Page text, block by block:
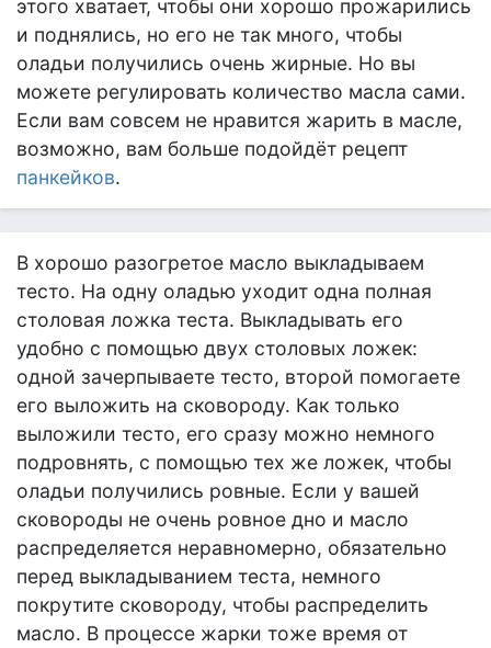
этого хватает, чтобы они хорошо прожарились
и поднялись, но его не так много, чтобы
оладьи получились очень жирные. Но вы
можете регулировать количество масла сами.
Если вам совсем не нравится жарить в масле,
возможно, вам больше подойдёт рецепт
панкейков.
В хорошо разогретое масло выкладываем
тесто. На одну оладью уходит одна полная
столовая ложка теста. Выкладывать его
удобно с помощью двух столовых ложек:
одной зачерпываете тесто, второй помогаете
его выложить на сковороду. Как только
выложили тесто, его сразу можно немного
подровнять, с помощью тех же ложек, чтобы
оладьи получились ровные. Если у вашей
сковороды не очень ровное дно и масло
распределяется неравномерно, обязательно
перед выкладыванием теста, немного
покрутите сковороду, чтобы распределить
масло. В процессе жарки тоже время от